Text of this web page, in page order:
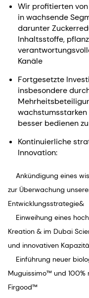
Wir profitierten
in wachsende
darunter
Inhaltsstoffe,
Kanäle
Fortgesetzte
insbesondere
besser bedienen
Kontinuierliche
Innovation:
Ankündigung eines
zur Überwachung
Entwicklungsstrategie&
Einweihung eines
Kreation & im Dubai
und innovativen
Einführung neuer
Muguissimo™ und
Firgood™